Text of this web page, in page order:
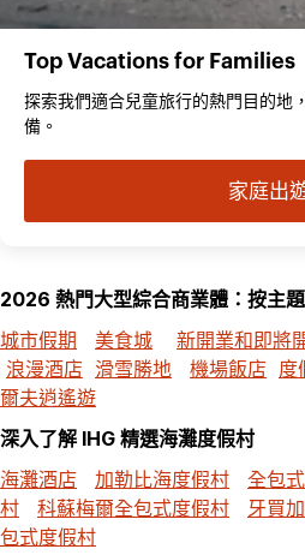
Top Vacations for Families
探索我們適合兒童旅行的熱門目的地
備。
家庭出
2026 熱門大型綜合商業體：按主
城市假期
美食城 新開業和即將
浪漫酒店 滑雪勝地 機場飯店 度
爾夫逍遙遊
深入了解 IHG 精選海灘度假村
海灘酒店
加勒比海度假村 全包
村
科蘇梅爾全包式度假村 牙買
包式度假村